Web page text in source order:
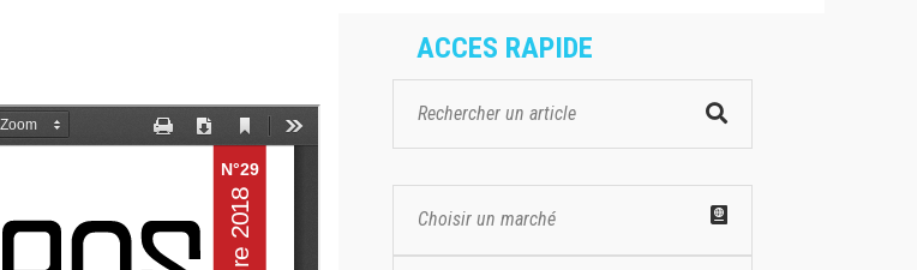
ACCES RAPIDE
Choisir un marché